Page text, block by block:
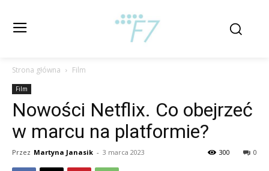
Strona główna Film
Film
Nowości Netflix. Co obejrzeć
w marcu na platformie?
Przez Martyna Janasik - 3 marca 2023 0
300